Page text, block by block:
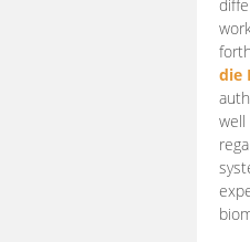
die
well